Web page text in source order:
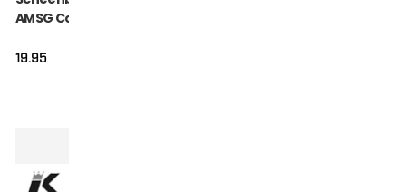
AMSG Cotton (KPB
19.95